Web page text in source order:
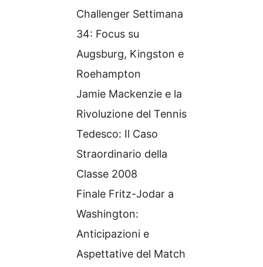
Challenger Settimana
34: Focus su
Augsburg, Kingston e
Roehampton
Jamie Mackenzie e la
Rivoluzione del Tennis
Tedesco: Il Caso
Straordinario della
Classe 2008
Finale Fritz-Jodar a
Washington:
Anticipazioni e
Aspettative del Match